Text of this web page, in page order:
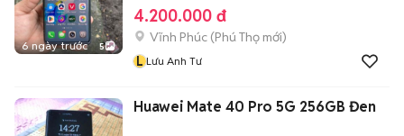
6 ngày trước 5
4.200.000 đ
Vĩnh Phúc (Phú Thọ mới)
L Lưu Anh Tư
Huawei Mate 40 Pro 5G 256GB Đen